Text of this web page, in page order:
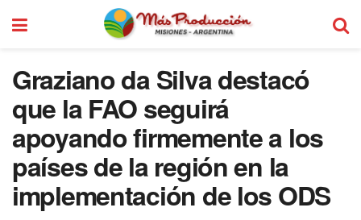
Graziano da Silva destacó
que la FAO seguirá
apoyando firmemente a los
países de la región en la
implementación de los ODS